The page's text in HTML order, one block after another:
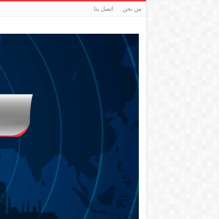
من نحن اتصل بنا